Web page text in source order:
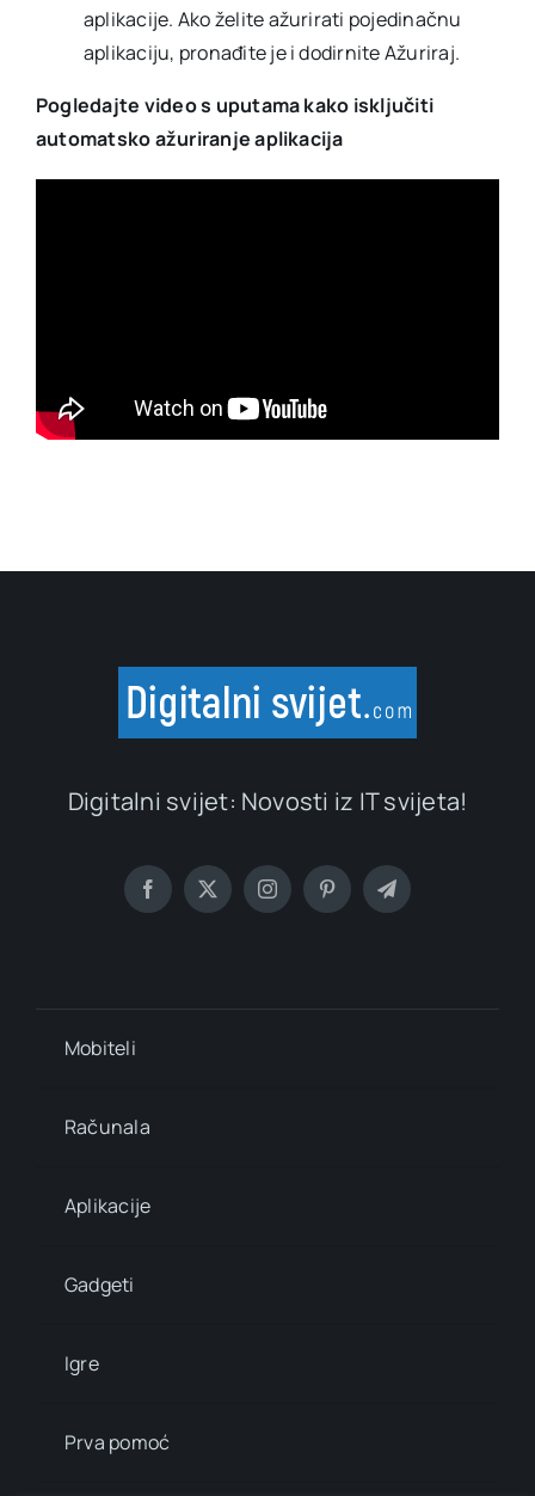
aplikacije. Ako želite ažurirati pojedinačnu
aplikaciju, pronađite je i dodirnite Ažuriraj.
Pogledajte video s uputama kako isključiti
automatsko ažuriranje aplikacija
Digitalni svijet: Novosti iz IT svijeta!
Mobiteli
Računala
Aplikacije
Gadgeti
Igre
Prva pomoć